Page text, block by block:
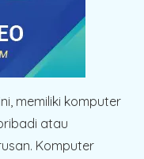
memiliki komputer
atau
Komputer